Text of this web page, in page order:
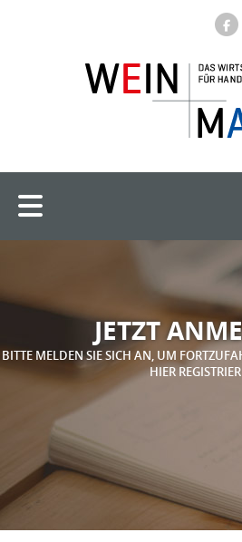
JETZT
BITTE MELDEN SIE SICH AN, UM
HIER